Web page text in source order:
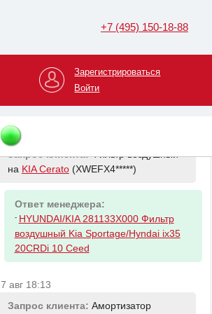
+7 (495) 150-18-88
Зарегистрироваться
Войти
(XWEFX4*****)
Ответ менеджера:
HYUNDAI/KIA 2630035503 Фильтр
7 авг 18:11
Запрос клиента:Фильтр воздушный
на KIA Cerato(XWEFX4*****)
Ответ менеджера:
- HYUNDAI/KIA 281133X000 Фильтр
воздушный Kia Sportage/Hyndai ix35
20CRDi 10 Ceed
7 авг 18:13
Запрос клиента: Амортизатор